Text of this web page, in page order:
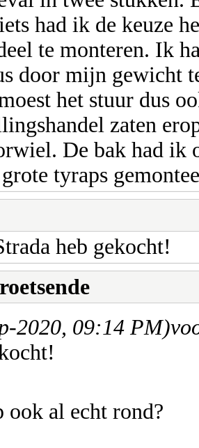
had ik de keuze
te monteren. Ik
door mijn gewicht
het stuur dus
zaten
De bak had ik
tyraps
heb gekocht!
2020, 09:14 PM)
ook al echt rond?